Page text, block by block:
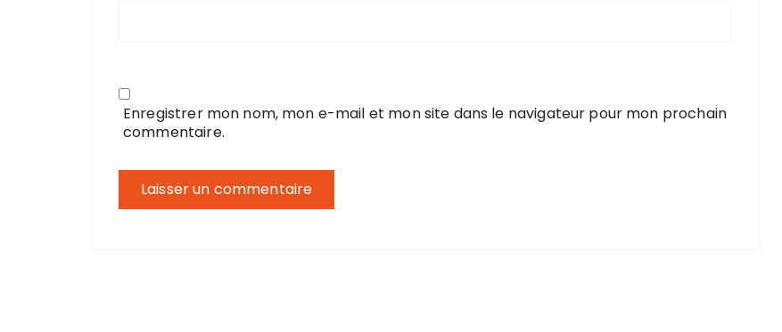
Enregistrer mon nom, mon e-mail et mon site dans le navigateur pour mon prochain
commentaire.